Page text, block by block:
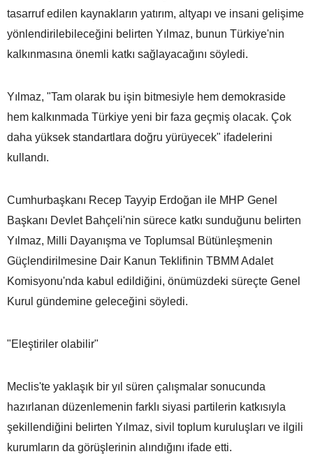
tasarruf edilen kaynakların yatırım, altyapı ve insani gelişime
yönlendirilebileceğini belirten Yılmaz, bunun Türkiye'nin
kalkınmasına önemli katkı sağlayacağını söyledi.
Yılmaz, "Tam olarak bu işin bitmesiyle hem demokraside
hem kalkınmada Türkiye yeni bir faza geçmiş olacak. Çok
daha yüksek standartlara doğru yürüyecek" ifadelerini
kullandı.
Cumhurbaşkanı Recep Tayyip Erdoğan ile MHP Genel
Başkanı Devlet Bahçeli'nin sürece katkı sunduğunu belirten
Yılmaz, Milli Dayanışma ve Toplumsal Bütünleşmenin
Güçlendirilmesine Dair Kanun Teklifinin TBMM Adalet
Komisyonu'nda kabul edildiğini, önümüzdeki süreçte Genel
Kurul gündemine geleceğini söyledi.
"Eleştiriler olabilir"
Meclis'te yaklaşık bir yıl süren çalışmalar sonucunda
hazırlanan düzenlemenin farklı siyasi partilerin katkısıyla
şekillendiğini belirten Yılmaz, sivil toplum kuruluşları ve ilgili
kurumların da görüşlerinin alındığını ifade etti.